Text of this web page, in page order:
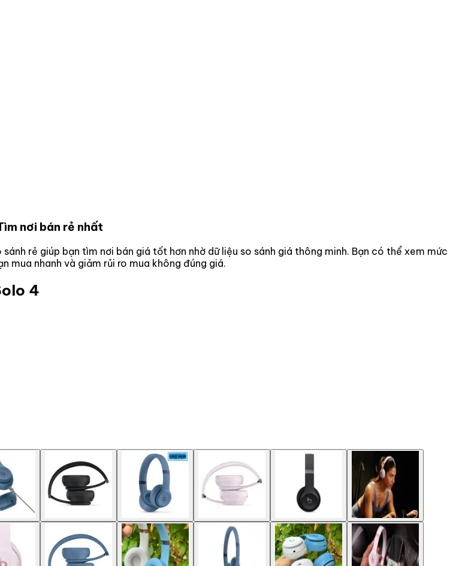
nơi bán rẻ nhất
sánh rẻ giúp bạn tìm nơi bán giá tốt hơn nhờ dữ liệu so sánh giá thông minh. Bạn có thể xem mức
mua nhanh và giảm rủi ro mua không đúng giá.
4